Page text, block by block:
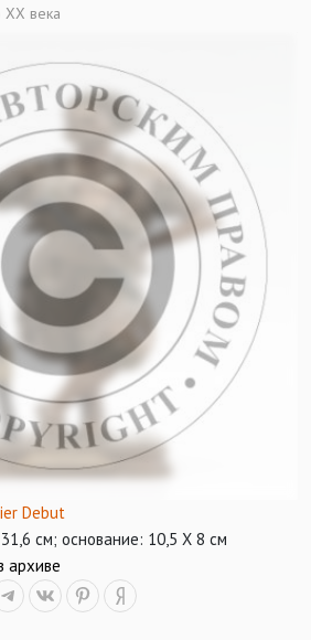
ХХ века
Debut
см; основание: 10,5 Х 8 см
архиве